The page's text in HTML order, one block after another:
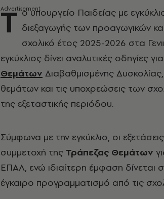
Τ ο υπουργείο Παιδείας με
διεξαγωγής των προαγωγικών
σχολικό έτος 2025-2026 στα
εγκύκλιος δίνει αναλυτικές οδηγίες
Θεμάτων Διαβαθμισμένης
θεμάτων και τις υποχρεώσεις των
της εξεταστικής περιόδου.
Σύμφωνα με την εγκύκλιο, οι
συμμετοχή της Τράπεζας Θεμάτων
ΕΠΑΛ, ενώ ιδιαίτερη έμφαση
έγκαιρο προγραμματισμό από τις